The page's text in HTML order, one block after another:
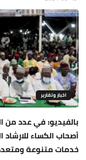
اخبار وتقارير
بالفيديو: في عدد من
أصحاب الكساء للارشاد
خدمات متنوعة